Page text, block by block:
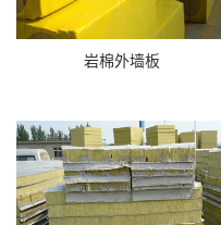
岩棉外墙板